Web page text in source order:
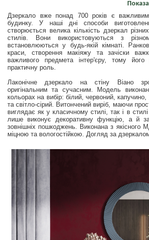
Дзеркало вже понад 700 років є
будинку. У наші дні способи
створюється велика кількість дзеркал
стилів. Вони використовуються з
встановлюються у будь-якій кімнаті.
краси, створення макіяжу та зачіски
важливого предмета інтер'єру, тому його
практичну роль.
Лаконічне дзеркало на стіну Віано
оригінальним та сучасним. Модель
кольорах на вибір: білий, червоний,
та світло-сірий. Витончений виріб, маючи
виглядає як у класичному стилі, так і в
лише виконує декоративну функцію, а й
зовнішніх пошкоджень. Виконана з якісного
міцною та вологостійкою. Догляд за